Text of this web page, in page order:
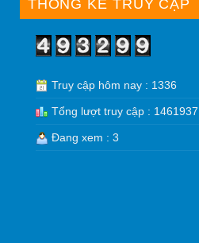
THỐNG KÊ TRUY CẬP
Truy cập hôm nay : 1336
Tổng lượt truy cập : 1461937
Đang xem : 3